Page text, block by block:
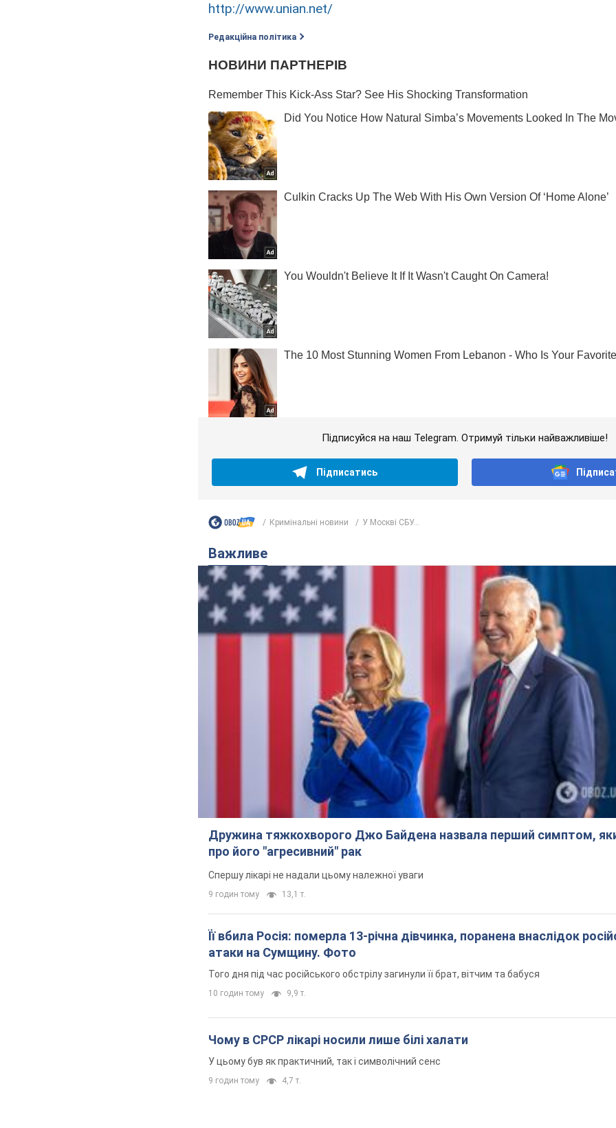
http://www.unian.net/
Редакційна політика
Підписуйся на наш Telegram. Отримуй тільки найважливіше!
Підписатись
Кримінальні новини У Москві СБУ...
Важливе
Дружина тяжкохворого Джо Байдена назвала перший симптом,
про його "агресивний" рак
Спершу лікарі не надали цьому належної уваги
9 годин тому 13,1 т.
Її вбила Росія: померла 13-річна дівчинка, поранена внаслідок
атаки на Сумщину. Фото
Того дня під час російського обстрілу загинули її брат, вітчим та бабуся
10 годин тому 9,9 т.
Чому в СРСР лікарі носили лише білі халати
У цьому був як практичний, так і символічний сенс
9 годин тому 4,7 т.